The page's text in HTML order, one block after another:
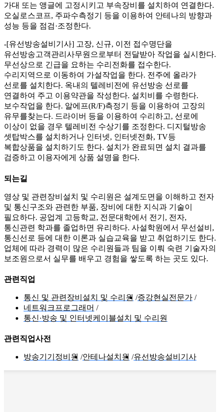
가대 또는 앵글에 고정시키고 부속장비를 설치하여 연결한다.
오실로스코프, 주파수측정기 등을 이용하여 안테나의 방향과
성능 등을 점검·조정한다.
-[유선방송설비기사] 고장, 신규, 이전 접수명단을
유선방송고객관리사무원으로부터 전달받아 작업을 실시한다.
무선상으로 긴급을 요하는 수리전화를 접수한다.
수리지역으로 이동하여 가설작업을 한다. 전주에 올라가
선로를 설치한다. 옥내의 텔레비전에 유선방송 선로를
연결하여 주고 이용약관을 작성한다. 설치비를 수령한다.
보수작업을 한다. 알에프(R/F)측정기 등을 이용하여 고장의
유무를찾는다. 드라이버 등을 이용하여 수리하고, 선로에
이상이 없을 경우 텔레비전 수상기를 조정한다. 디지털방송
셋탑박스를 설치하거나 인터넷, 인터넷전화, TV등
복합상품을 설치하기도 한다. 설치가 완료되면 설치 결과를
검증하고 이용자에게 상품 설명을 한다.
되는길
영상 및 관련장비설치 및 수리원은 설계도면을 이해하고 전자
및 통신구조와 관련한 부품, 장비에 대한 지식과 기술이
필요하다. 공업계 고등학교, 전문대학에서 전기, 전자,
통신관련 학과를 졸업하면 유리하다. 사설학원에서 무선설비,
통신선로 등에 대한 이론과 실습교육을 받고 취업하기도 한다.
업체에 따라 경력이 많은 수리원들과 팀을 이뤄 숙련 기술자의
보조원으로서 실무를 배우고 경험을 쌓도록 하는 곳도 있다.
관련직업
통신 및 관련장비설치 및 수리원
증강현실전문가
네트워크프로그래머
통신·방송 및 인터넷케이블설치 및 수리원
관련직업사전
방송기기정비원 안테나설치원 유선방송설비기사